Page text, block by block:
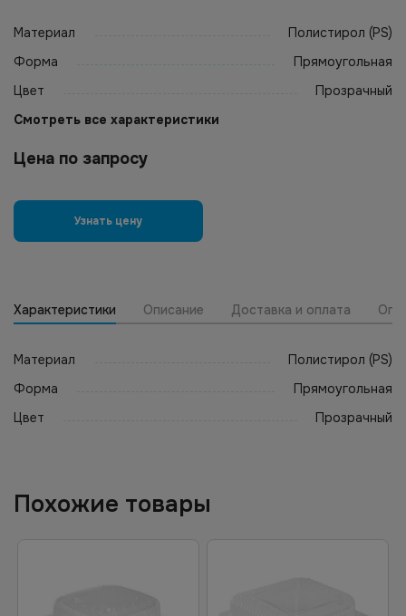
Материал
Полистирол (PS)
Форма
Прямоугольная
Цвет
Прозрачный
Смотреть все характеристики
Цена по запросу
Узнать цену
Характеристики Описание Доставка и оплата
Материал
Полистирол (PS)
Форма
Прямоугольная
Цвет
Прозрачный
Похожие товары